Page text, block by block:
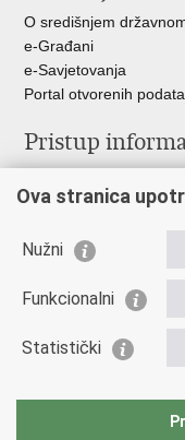
O središnjem
e-Građani
e-Savjetovanja
Portal otvorenih
Pristup
Savjetovanje
Zapošljavanje
Odnosi s javnošću
Važne poveznice
Ministarstvo unutarnjih
Ova stranica
Nužni
Funkcionalni
Statistički